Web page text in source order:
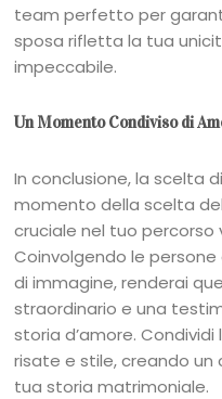
team perfetto per
sposa rifletta la tua
impeccabile.
Un Momento Condiviso di
In conclusione, la scelta
momento della scelta
cruciale nel tuo percorso
Coinvolgendo le
di immagine, renderai
straordinario e una
storia d’amore.
risate e stile, creando
tua storia matrimoniale.